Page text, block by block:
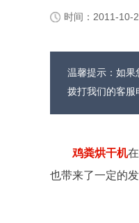
时间：2011-10-
温馨提示：如果
拨打我们的客服
鸡粪烘干机
也带来了一定的